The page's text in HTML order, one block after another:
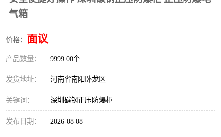
气箱
价格： 面议
产品数量： 9999.00个
发货地址： 河南省南阳卧龙区
关键词： 深圳碳钢正压防爆柜
发布日期： 2026-08-08